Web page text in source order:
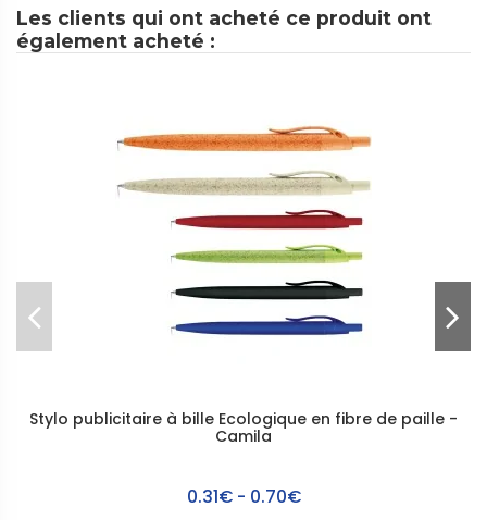
Les clients qui ont acheté ce produit ont
également acheté :
Stylo publicitaire à bille Ecologique en fibre de paille -
Camila
0.31€ - 0.70€